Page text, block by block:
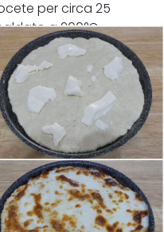
per circa 25
a 200°C.